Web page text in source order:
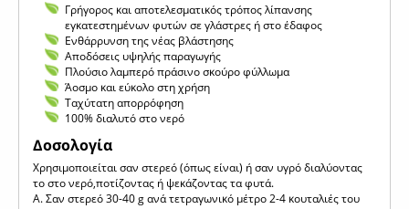
Γρήγορος και αποτελεσματικός τρόπος λίπανσης
εγκατεστημένων φυτών σε γλάστρες ή στο έδαφος
Ενθάρρυνση της νέας βλάστησης
Αποδόσεις υψηλής παραγωγής
Πλούσιο λαμπερό πράσινο σκούρο φύλλωμα
Άοσμο και εύκολο στη χρήση
Ταχύτατη απορρόφηση
100% διαλυτό στο νερό
Δοσολογία
Χρησιμοποιείται σαν στερεό (όπως είναι) ή σαν υγρό διαλύοντας
το στο νερό,ποτίζοντας ή ψεκάζοντας τα φυτά.
Α. Σαν στερεό 30-40 g ανά τετραγωνικό μέτρο 2-4 κουταλιές του